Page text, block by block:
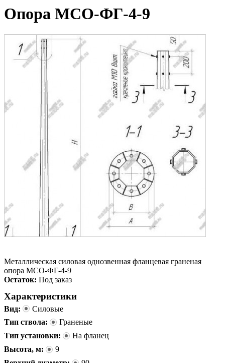
Опора МCО-ФГ-4-9
Металлическая силовая однозвенная фланцевая граненая
опора МСО-ФГ-4-9
Остаток: Под заказ
Характеристики
Вид:
Силовые
Тип ствола:
Граненые
Тип установки:
На фланец
Высота, м:
9